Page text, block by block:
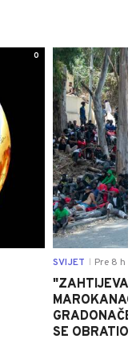
0
SVIJET Pre 8 h
SE